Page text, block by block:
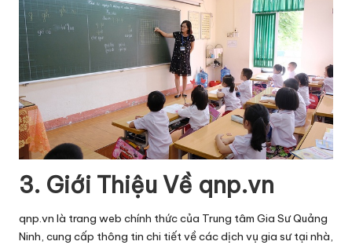
3. Giới Thiệu Về qnp.vn
qnp.vn là trang web chính thức của Trung tâm Gia Sư Quảng
Ninh, cung cấp thông tin chi tiết về các dịch vụ gia sư tại nhà,